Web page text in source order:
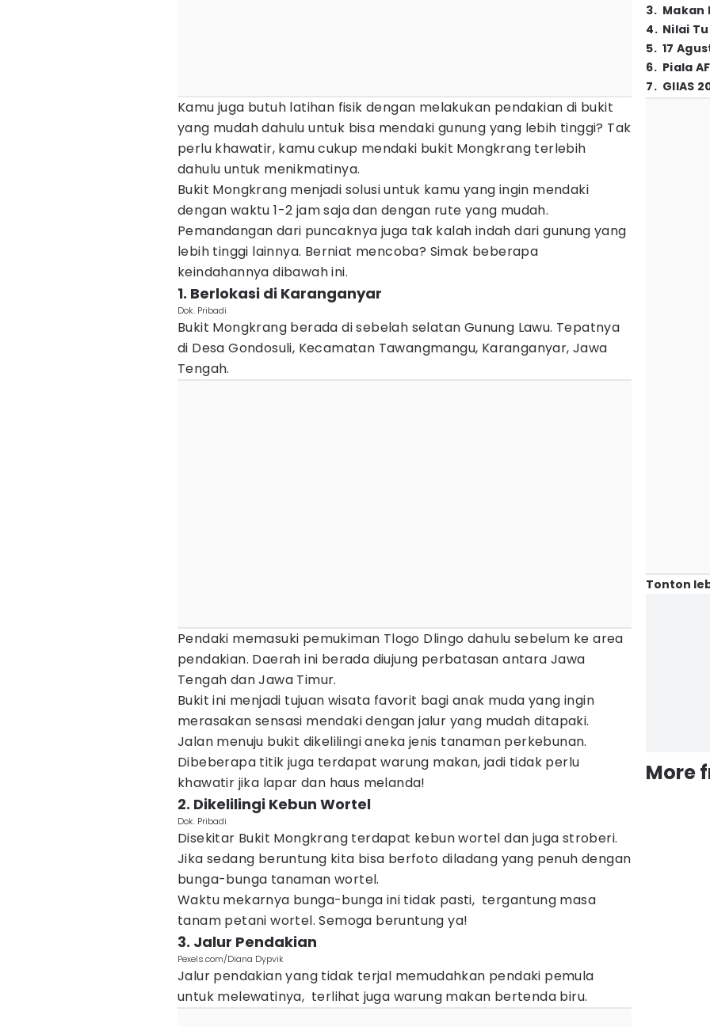
Kamu juga butuh latihan fisik dengan melakukan pendakian di bukit
yang mudah dahulu untuk bisa mendaki gunung yang lebih tinggi? Tak
perlu khawatir, kamu cukup mendaki bukit Mongkrang terlebih
dahulu untuk menikmatinya.
Bukit Mongkrang menjadi solusi untuk kamu yang ingin mendaki
dengan waktu 1-2 jam saja dan dengan rute yang mudah.
Pemandangan dari puncaknya juga tak kalah indah dari gunung yang
lebih tinggi lainnya. Berniat mencoba? Simak beberapa
keindahannya dibawah ini.
1. Berlokasi di Karanganyar
Dok. Pribadi
Bukit Mongkrang berada di sebelah selatan Gunung Lawu. Tepatnya
di Desa Gondosuli, Kecamatan Tawangmangu, Karanganyar, Jawa
Tengah.
Pendaki memasuki pemukiman Tlogo Dlingo dahulu sebelum ke area
pendakian. Daerah ini berada diujung perbatasan antara Jawa
Tengah dan Jawa Timur.
Bukit ini menjadi tujuan wisata favorit bagi anak muda yang ingin
merasakan sensasi mendaki dengan jalur yang mudah ditapaki.
Jalan menuju bukit dikelilingi aneka jenis tanaman perkebunan.
Dibeberapa titik juga terdapat warung makan, jadi tidak perlu
khawatir jika lapar dan haus melanda!
2. Dikelilingi Kebun Wortel
Dok. Pribadi
Disekitar Bukit Mongkrang terdapat kebun wortel dan juga stroberi.
Jika sedang beruntung kita bisa berfoto diladang yang penuh dengan
bunga-bunga tanaman wortel.
Waktu mekarnya bunga-bunga ini tidak pasti, tergantung masa
tanam petani wortel. Semoga beruntung ya!
3. Jalur Pendakian
Pexels.com/Diana Dypvik
Jalur pendakian yang tidak terjal memudahkan pendaki pemula
untuk melewatinya, terlihat juga warung makan bertenda biru.
3. Makan
4. Nilai
5. 17
6. Piala
7. GIIAS
Tonton
More